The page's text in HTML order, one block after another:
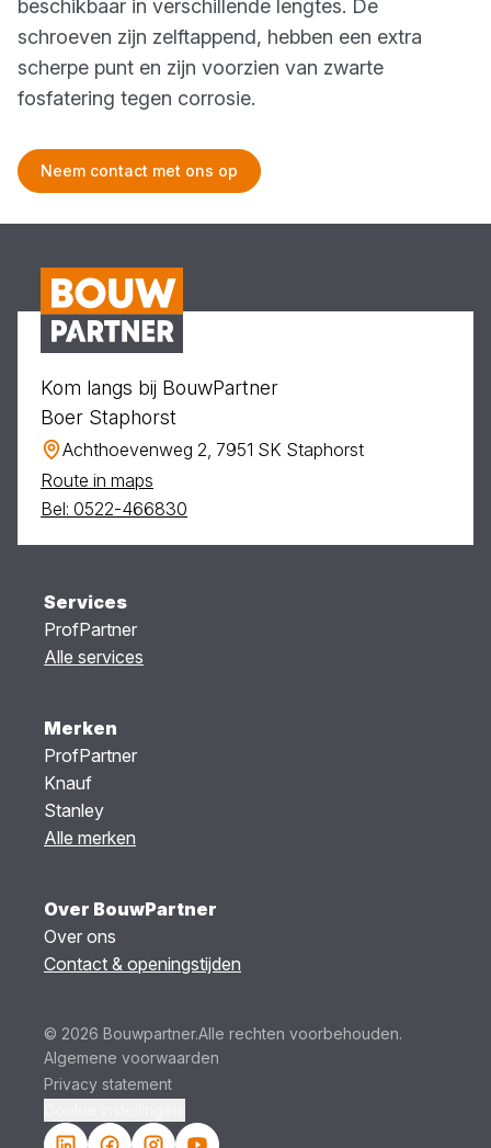
beschikbaar in verschillende lengtes. De
schroeven zijn zelftappend, hebben een extra
scherpe punt en zijn voorzien van zwarte
fosfatering tegen corrosie.
Neem contact met ons op
Kom langs bij BouwPartner
Boer Staphorst
Achthoevenweg 2, 7951 SK Staphorst
Route in maps
Bel: 0522-466830
Services
ProfPartner
Alle services
Merken
ProfPartner
Knauf
Stanley
Alle merken
Over BouwPartner
Over ons
Contact & openingstijden
© 2026 Bouwpartner.Alle rechten voorbehouden.
Algemene voorwaarden
Privacy statement